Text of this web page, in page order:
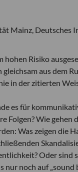
Mainz, Deutsches
Risiko
aus dem
in der zitierten
es für
Folgen? Wie
Was zeigen die
Oder sind
noch auf